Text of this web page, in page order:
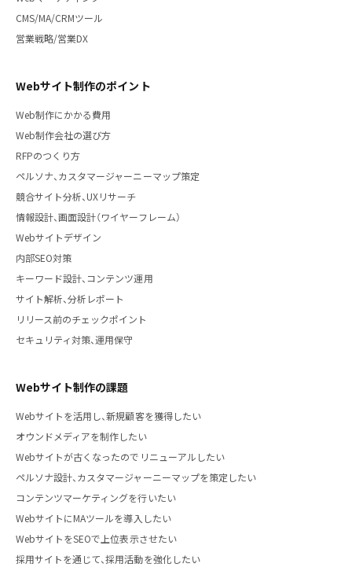
CMS/MA/CRMツール
営業戦略/営業DX
Webサイト制作のポイント
Web制作にかかる費用
Web制作会社の選び方
RFPのつくり方
ペルソナ、カスタマージャーニーマップ策定
競合サイト分析、UXリサーチ
情報設計、画面設計（ワイヤーフレーム）
Webサイトデザイン
内部SEO対策
キーワード設計、コンテンツ運用
サイト解析、分析レポート
リリース前のチェックポイント
セキュリティ対策、運用保守
Webサイト制作の課題
Webサイトを活用し、新規顧客を獲得したい
オウンドメディアを制作したい
Webサイトが古くなったのでリニューアルしたい
ペルソナ設計、カスタマージャーニーマップを策定したい
コンテンツマーケティングを行いたい
WebサイトにMAツールを導入したい
WebサイトをSEOで上位表示させたい
採用サイトを通じて、採用活動を強化したい